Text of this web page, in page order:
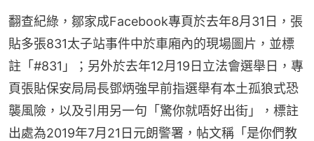
翻查紀綠，鄒家成Facebook專頁於去年8月31日，張
貼多張831太子站事件中於車廂內的現場圖片，並標
註「#831」；另外於去年12月19日立法會選舉日，專
頁張貼保安局局長鄧炳強早前指選舉有本土孤狼式恐
襲風險，以及引用另一句「驚你就唔好出街」，標註
出處為2019年7月21日元朗警署，帖文稱「是你們教